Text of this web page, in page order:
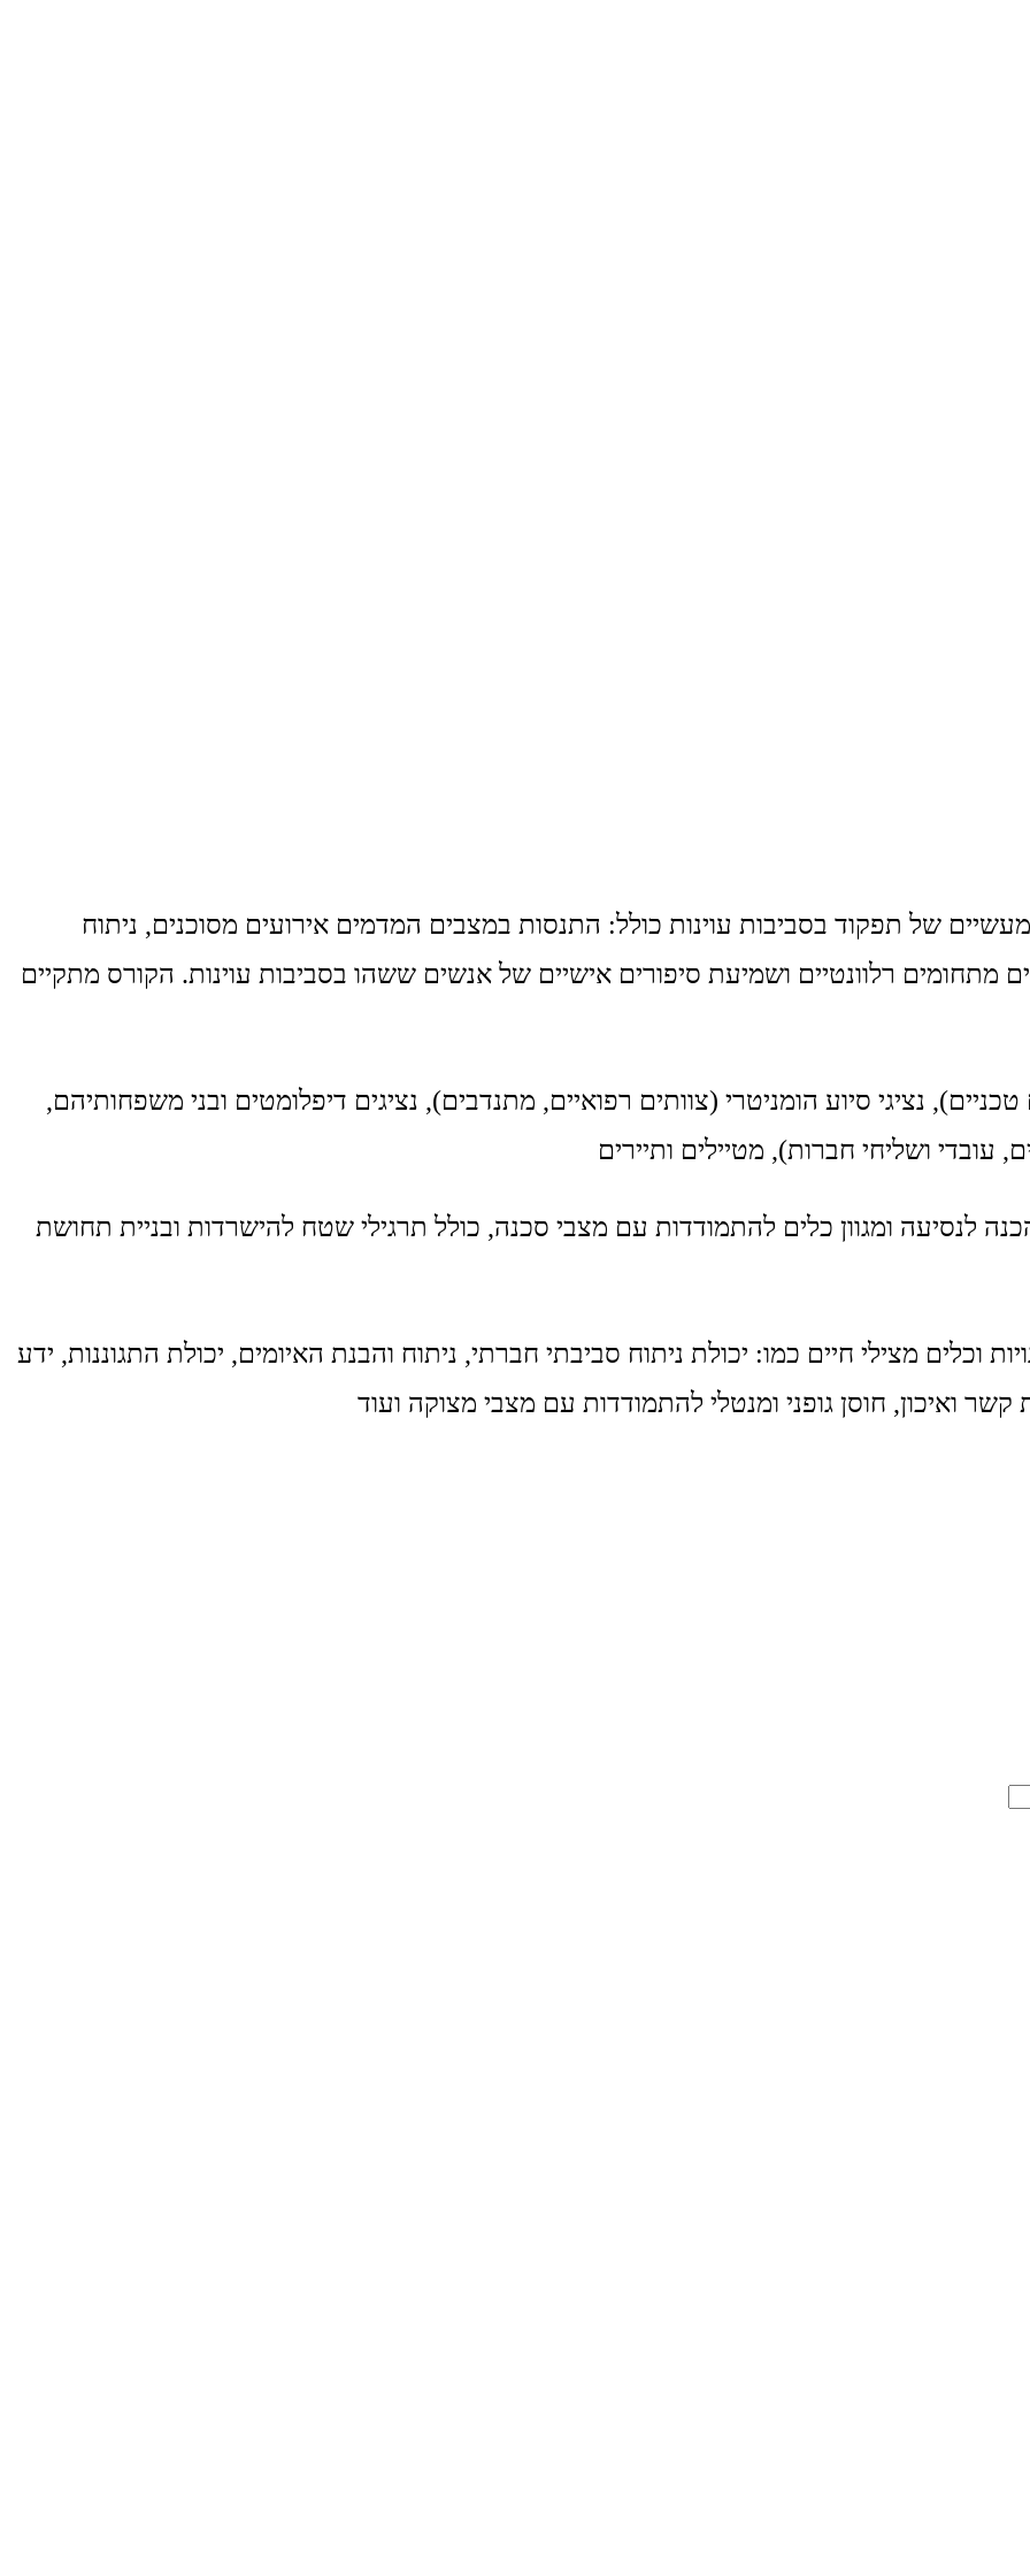
של תפקוד בסביבות עוינות כולל: התנסות במצבים המדמים אירועים מסוכנים, ניתוח
רלוונטיים ושמיעת סיפורים אישיים של אנשים ששהו בסביבות עוינות. הקורס מתקיים
נציגי סיוע הומניטרי (צוותים רפואיים, מתנדבים), נציגים דיפלומטים ובני משפחותיהם,
עובדי ושליחי חברות), מטיילים ותיירים
ומגוון כלים להתמודדות עם מצבי סכנה, כולל תרגילי שטח להישרדות ובניית תחושת
וכלים מצילי חיים כמו: יכולת ניתוח סביבתי חברתי, ניתוח והבנת האיומים, יכולת התגוננות, ידע
ואיכון, חוסן גופני ומנטלי להתמודדות עם מצבי מצוקה ועוד